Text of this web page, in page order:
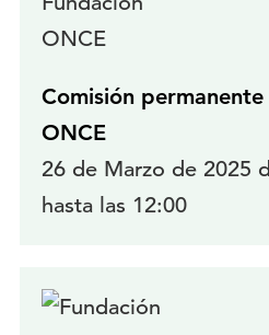
Comisión
ONCE
26 de Marzo de 2025
hasta las 12:00